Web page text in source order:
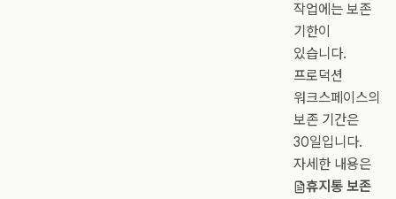
작업에는 보존
기한이
있습니다.
프로덕션
워크스페이스의
보존 기간은
30일입니다.
자세한 내용은
휴지통 보존